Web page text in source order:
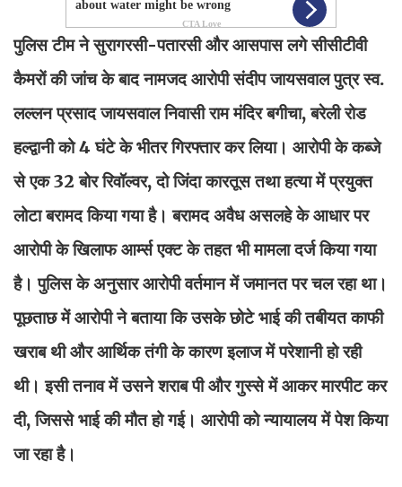
पुलिस टीम ने सुरागरसी-पतारसी और आसपास लगे सीसीटीवी
कैमरों की जांच के बाद नामजद आरोपी संदीप जायसवाल पुत्र स्व.
लल्लन प्रसाद जायसवाल निवासी राम मंदिर बगीचा, बरेली रोड
हल्द्वानी को 4 घंटे के भीतर गिरफ्तार कर लिया। आरोपी के कब्जे
से एक 32 बोर रिवॉल्वर, दो जिंदा कारतूस तथा हत्या में प्रयुक्त
लोटा बरामद किया गया है। बरामद अवैध असलहे के आधार पर
आरोपी के खिलाफ आर्म्स एक्ट के तहत भी मामला दर्ज किया गया
है। पुलिस के अनुसार आरोपी वर्तमान में जमानत पर चल रहा था।
पूछताछ में आरोपी ने बताया कि उसके छोटे भाई की तबीयत काफी
खराब थी और आर्थिक तंगी के कारण इलाज में परेशानी हो रही
थी। इसी तनाव में उसने शराब पी और गुस्से में आकर मारपीट कर
दी, जिससे भाई की मौत हो गई। आरोपी को न्यायालय में पेश किया
जा रहा है।